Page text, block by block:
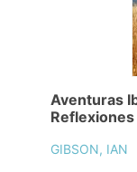
Aventuras
GIBSON, IAN